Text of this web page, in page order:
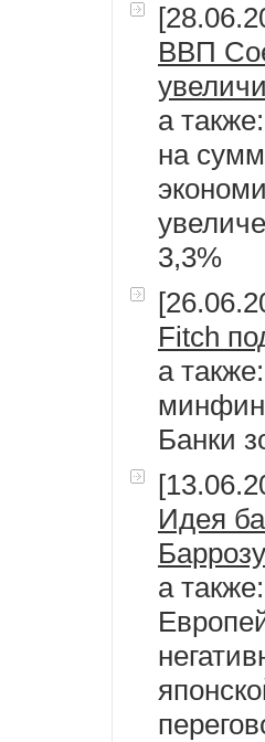
ВВП
а
на
3,3%
Fitch
а
Банки
Идея
Баррозу
а